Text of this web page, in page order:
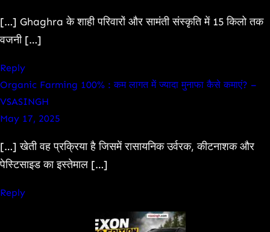
[…] Ghaghra के शाही परिवारों और सामंती संस्कृति में 15 किलो तक
वजनी […]
Reply
Organic Farming 100% : कम लागत में ज्यादा मुनाफा कैसे कमाएं? –
VSASINGH
May 17, 2025
[…] खेती वह प्रक्रिया है जिसमें रासायनिक उर्वरक, कीटनाशक और
पेस्टिसाइड का इस्तेमाल […]
Reply